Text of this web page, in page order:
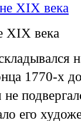
XIX века
1770-х
его